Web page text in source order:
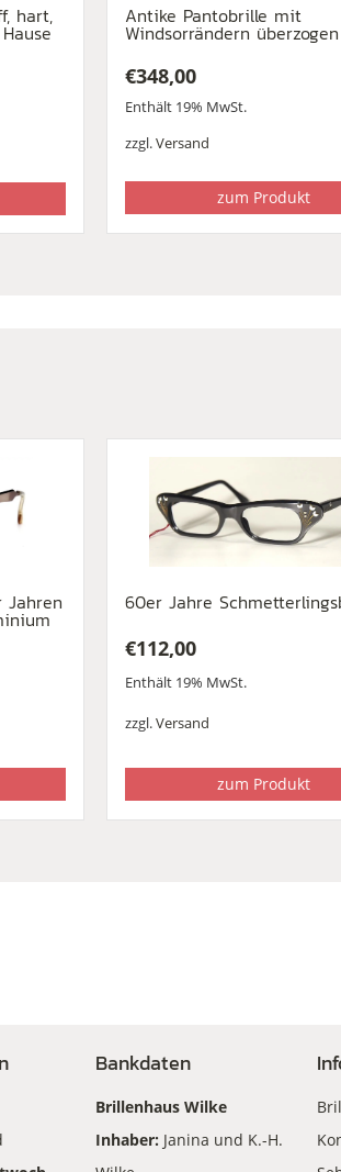
hart, Antike Pantobrille mit
Windsorrändern überzogen
€348,00
Enthält 19% MwSt.
zzgl.Versand
zum Produkt
Jahren
60er Jahre
€112,00
Enthält 19% MwSt.
zzgl.Versand
zum Produkt
Bankdaten
Brillenhaus Wilke
Inhaber: Janina und K.-H.